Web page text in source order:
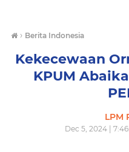
› Berita Indonesia
Kekecewaan
KPUM
LPM
Dec 5, 2024 |